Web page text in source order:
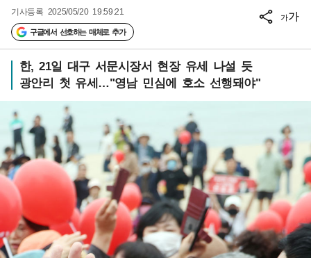
기사등록 2025/05/20 19:59:21
구글에서 선호하는 매체로 추가
가가
한, 21일 대구 서문시장서 현장 유세 나설 듯
광안리 첫 유세…"영남 민심에 호소 선행돼야"